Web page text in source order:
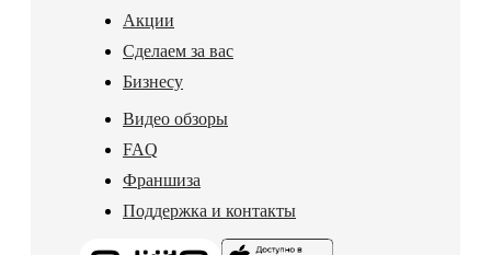
Акции
Сделаем за вас
Бизнесу
Видео обзоры
FAQ
Франшиза
Поддержка и контакты